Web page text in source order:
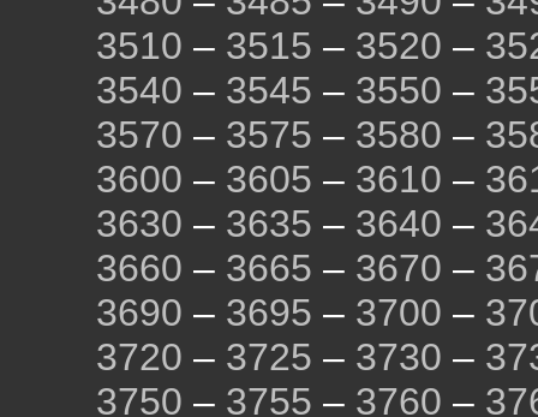
3510 – 3515 – 3520 –
3540 – 3545 – 3550 –
3570 – 3575 – 3580 –
3600 – 3605 – 3610 –
3630 – 3635 – 3640 –
3660 – 3665 – 3670 –
3690 – 3695 – 3700 –
3720 – 3725 – 3730 –
3750 – 3755 – 3760 –